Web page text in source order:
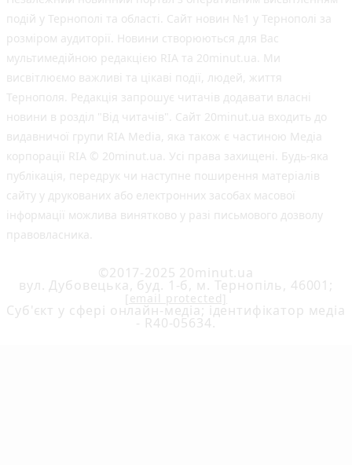
подій у Тернополі та області. Сайт новин №1 у Тернополі за
розміром аудиторії. Новини створюються для Вас
мультимедійною редакцією RIA та 20minut.ua. Ми
висвітлюємо важливі та цікаві події, людей, життя
Тернополя. Редакція запрошує читачів додавати власні
новини в розділ "Від читачів". Сайт 20minut.ua входить до
видавничої групи RIA Media, яка також є частиною Медіа
корпорації RIA © 20minut.ua. Усі права захищені. Будь-яка
публiкацiя, передрук чи наступне поширення матеріалів
сайту у друкованих або електронних засобах масової
інформації можлива винятково у разі письмового дозволу
правовласника.
©2017-2025 20minut.ua
вул. Дубовецька, буд. 1-б, м. Тернопіль, 46001;
[email protected]
Cуб'єкт у сфері онлайн-медіа; ідентифікатор медіа
- R40-05634.